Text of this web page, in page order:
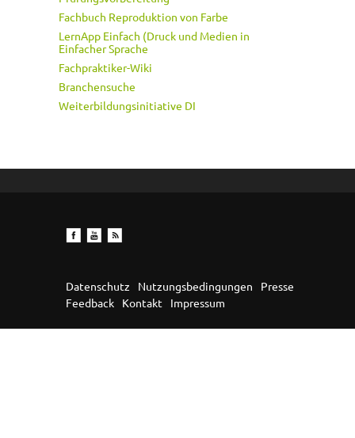
Fachbuch Reproduktion von Farbe
LernApp Einfach (Druck und Medien in
Einfacher Sprache
Fachpraktiker-Wiki
Branchensuche
Weiterbildungsinitiative DI
Datenschutz Nutzungsbedingungen
Presse
Feedback
Kontakt Impressum